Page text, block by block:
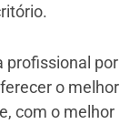
profissional por
o melhor
com o melhor